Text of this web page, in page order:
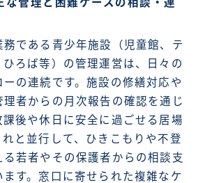
な管理と困難ケースの相談・連
である青少年施設（児童館、テ
ろば等）の管理運営は、日々の
の連続です。施設の修繕対応や
者からの月次報告の確認を通じ
後や休日に安全に過ごせる居場
と並行して、ひきこもりや不登
若者やその保護者からの相談支
す。窓口に寄せられた複雑なケ